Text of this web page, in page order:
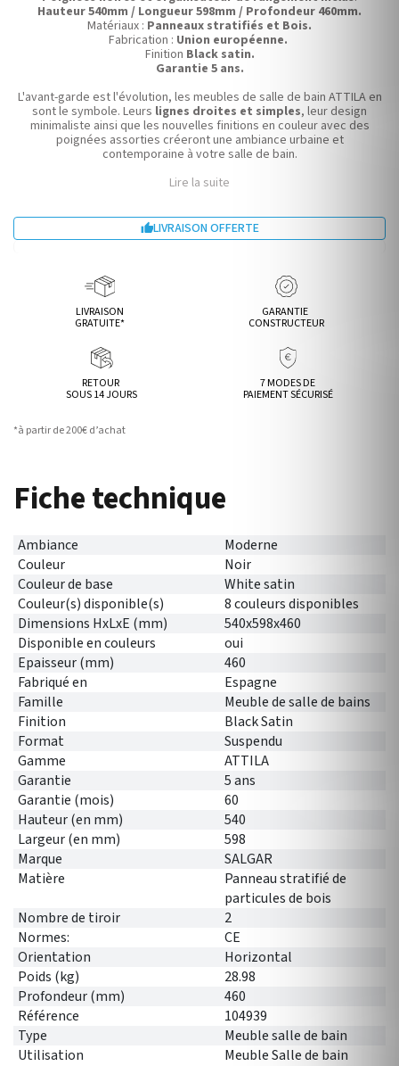
Hauteur 540mm / Longueur 598mm / Profondeur 460mm.
Matériaux : Panneaux stratifiés et Bois.
Fabrication : Union européenne.
Finition Black satin.
Garantie 5 ans.
L'avant-garde est l'évolution, les meubles de salle de bain ATTILA en
sont le symbole. Leurs lignes droites et simples, leur design
minimaliste ainsi que les nouvelles finitions en couleur avec des
poignées assorties créeront une ambiance urbaine et
contemporaine à votre salle de bain.
Lire la suite
LIVRAISON OFFERTE
LIVRAISON
GRATUITE*
GARANTIE
CONSTRUCTEUR
RETOUR
SOUS 14 JOURS
7 MODES DE
PAIEMENT SÉCURISÉ
*à partir de 200€ d’achat
Fiche technique
Ambiance
Moderne
Couleur
Noir
Couleur de base
White satin
Couleur(s) disponible(s)
8 couleurs disponibles
Dimensions HxLxE (mm)
540x598x460
Disponible en couleurs
oui
Epaisseur (mm)
460
Fabriqué en
Espagne
Famille
Meuble de salle de bains
Finition
Black Satin
Format
Suspendu
Gamme
ATTILA
Garantie
5 ans
Garantie (mois)
60
Hauteur (en mm)
540
Largeur (en mm)
598
Marque
SALGAR
Matière
Panneau stratifié de
particules de bois
Nombre de tiroir
2
Normes:
CE
Orientation
Horizontal
Poids (kg)
28.98
Profondeur (mm)
460
Référence
104939
Type
Meuble salle de bain
Utilisation
Meuble Salle de bain